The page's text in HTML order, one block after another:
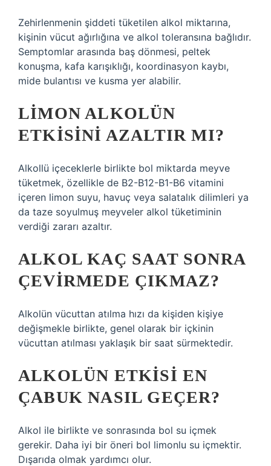
Zehirlenmenin şiddeti tüketilen alkol miktarına,
kişinin vücut ağırlığına ve alkol toleransına bağlıdır.
Semptomlar arasında baş dönmesi, peltek
konuşma, kafa karışıklığı, koordinasyon kaybı,
mide bulantısı ve kusma yer alabilir.
LIMON ALKOLÜN
ETKISINI AZALTIR MI?
Alkollü içeceklerle birlikte bol miktarda meyve
tüketmek, özellikle de B2-B12-B1-B6 vitamini
içeren limon suyu, havuç veya salatalık dilimleri ya
da taze soyulmuş meyveler alkol tüketiminin
verdiği zararı azaltır.
ALKOL KAÇ SAAT SONRA
ÇEVIRMEDE ÇIKMAZ?
Alkolün vücuttan atılma hızı da kişiden kişiye
değişmekle birlikte, genel olarak bir içkinin
vücuttan atılması yaklaşık bir saat sürmektedir.
ALKOLÜN ETKISI EN
ÇABUK NASIL GEÇER?
Alkol ile birlikte ve sonrasında bol su içmek
gerekir. Daha iyi bir öneri bol limonlu su içmektir.
Dışarıda olmak yardımcı olur.